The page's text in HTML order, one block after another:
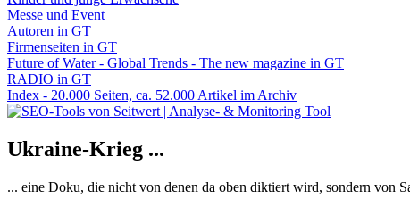
Messe und Event
Autoren in GT
Firmenseiten in GT
Future of Water - Global Trends - The new magazine in GT
RADIO in GT
Index - 20.000 Seiten, ca. 52.000 Artikel im Archiv
Ukraine-Krieg ...
... eine Doku, die nicht von denen da oben diktiert wird, sondern von